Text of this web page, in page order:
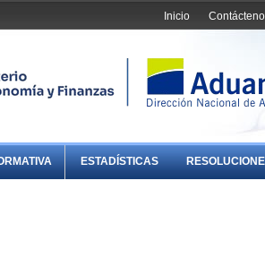
Inicio
ESTADÍSTICAS